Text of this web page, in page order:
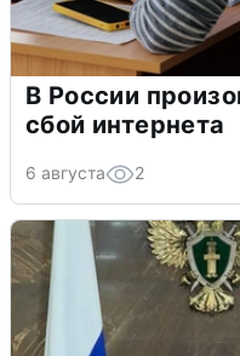
В России
сбой интернета
6 августа 2